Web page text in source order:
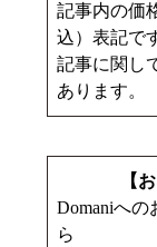
記事内の価
込）表記で
記事に関し
あります。
【
Domaniへの
ら